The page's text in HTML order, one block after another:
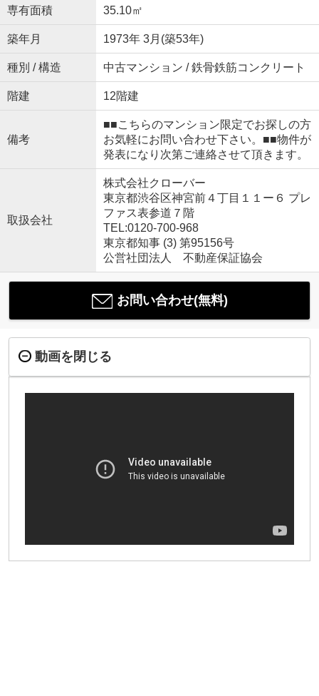
専有面積 35.10㎡
築年月 1973年 3月(築53年)
種別 / 構造 中古マンション / 鉄骨鉄筋コンクリート
階建 12階建
備考
■■こちらのマンション限定でお探しの方
お気軽にお問い合わせ下さい。■■物件が
発表になり次第ご連絡させて頂きます。
取扱会社
株式会社クローバー
東京都渋谷区神宮前４丁目１１ー６ プレ
ファス表参道７階
TEL:0120-700-968
東京都知事 (3) 第95156号
公営社団法人 不動産保証協会
お問い合わせ(無料)
動画を閉じる